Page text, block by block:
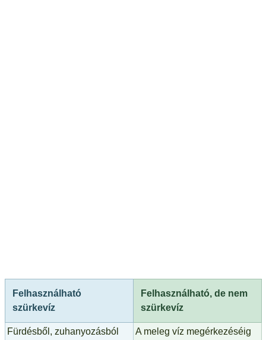
Felhasználható
szürkevíz
Felhasználható, de nem
szürkevíz
Fürdésből, zuhanyozásból
A meleg víz megérkezéséig